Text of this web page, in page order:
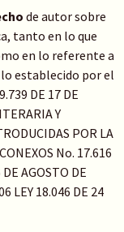
de autor sobre
tanto en lo que
en lo referente a
establecido por el
DE 17 DE
Y
POR LA
No. 17.616
AGOSTO DE
LEY 18.046 DE 24